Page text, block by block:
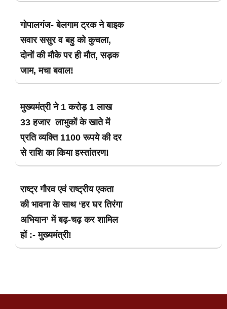
गोपालगंज- बेलगाम ट्रक ने बाइक
सवार ससुर व बहु को कुचला,
दोनों की मौके पर ही मौत, सड़क
जाम, मचा बवाल!
मुख्यमंत्री ने 1 करोड़ 1 लाख
33 हजार लाभुकों के खाते में
प्रति व्यक्ति 1100 रूपये की दर
से राशि का किया हस्तांतरण!
राष्ट्र गौरव एवं राष्ट्रीय एकता
की भावना के साथ ‘हर घर तिरंगा
अभियान’ में बढ़-चढ़ कर शामिल
हों :- मुख्यमंत्री!